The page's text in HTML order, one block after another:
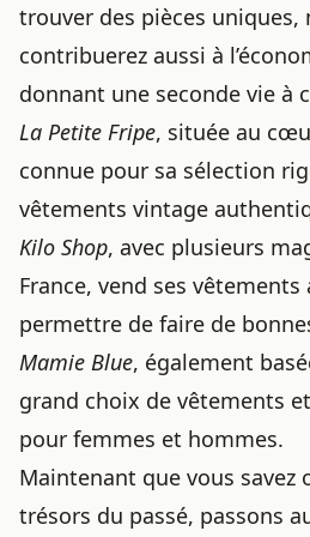
trouver des pièces uniques,
contribuerez aussi à
donnant une seconde vie à
La Petite Fripe, située au
connue pour sa sélection
vêtements vintage
Kilo Shop, avec plusieurs
France, vend ses
permettre de faire de
Mamie Blue, également
grand choix de vêtements
pour femmes et hommes.
Maintenant que vous savez
trésors du passé, passons